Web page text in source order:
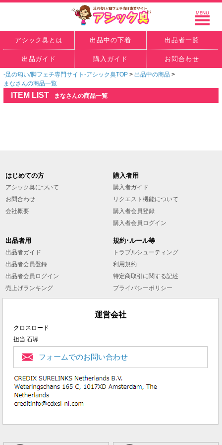
アシック臭とは 出品中の下着 出品者一覧
出品ガイド 購入ガイド お問合わせ
-足の匂い/脚フェチ専門サイト-アシック臭TOP > 出品中の商品 >
まなさんの商品一覧
ITEM LIST まなさんの商品一覧
はじめての方
アシック臭について
お問合わせ
会社概要
購入者用
購入者ガイド
リクエスト機能について
購入者会員登録
購入者会員ログイン
出品者用
出品者ガイド
出品者会員登録
出品者会員ログイン
売上げランキング
規約･ルール等
トラブルシューティング
利用規約
特定商取引に関する記述
プライバシーポリシー
運営会社
クロスロード
担当:石塚
フォームでのお問い合わせ